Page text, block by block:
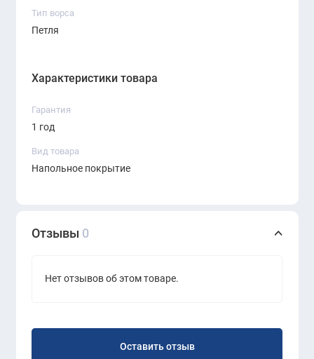
Тип ворса
Петля
Характеристики товара
Гарантия
1 год
Вид товара
Напольное покрытие
Отзывы 0
Нет отзывов об этом товаре.
Оставить отзыв